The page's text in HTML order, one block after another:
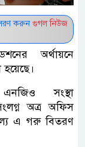
করুন গুগল নিউজ
অর্থায়নে
সংস্থা
অত্র অফিস
এ গরু বিতরণ